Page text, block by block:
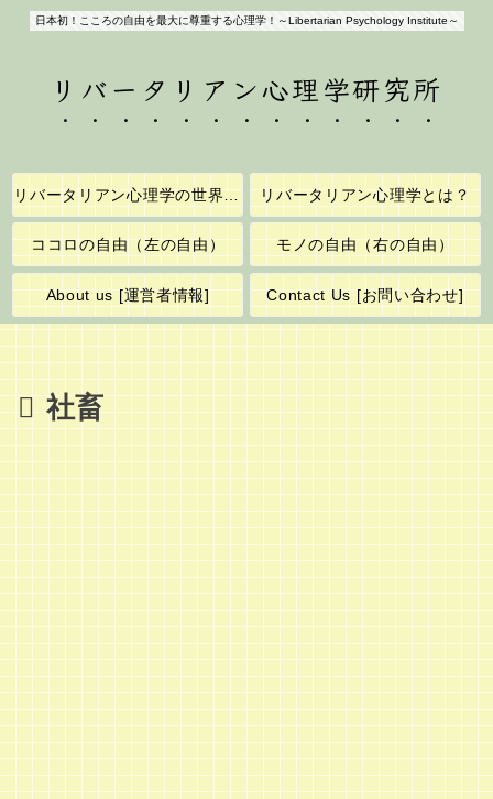
日本初！こころの自由を最大に尊重する心理学！～Libertarian Psychology Institute～
リバータリアン心理学研究所
リバータリアン心理学の世界へようこそ！ リバータリアン心理学とは？
ココロの自由（左の自由） モノの自由（右の自由）
About us [運営者情報] Contact Us [お問い合わせ]
社畜